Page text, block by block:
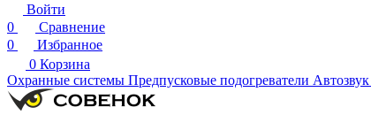
Войти
0
Сравнение
0
Избранное
0 Корзина
Охранные системы Предпусковые подогреватели Автозвук